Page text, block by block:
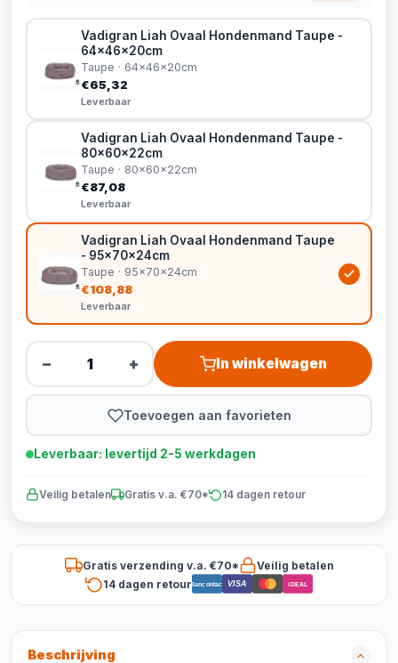
Vadigran Liah Ovaal Hondenmand Taupe -
64x46x20cm
Taupe · 64x46x20cm
€65,32
Leverbaar
Vadigran Liah Ovaal Hondenmand Taupe -
80x60x22cm
Taupe · 80x60x22cm
€87,08
Leverbaar
Vadigran Liah Ovaal Hondenmand Taupe
- 95x70x24cm
Taupe · 95x70x24cm
€108,88
Leverbaar
− + In winkelwagen
Toevoegen aan favorieten
Leverbaar: levertijd 2-5 werkdagen
Veilig betalen Gratis v.a. €70* 14 dagen retour
Gratis verzending v.a. €70*
Veilig betalen
14 dagen retourBancontact VISA iDEAL
Beschrijving